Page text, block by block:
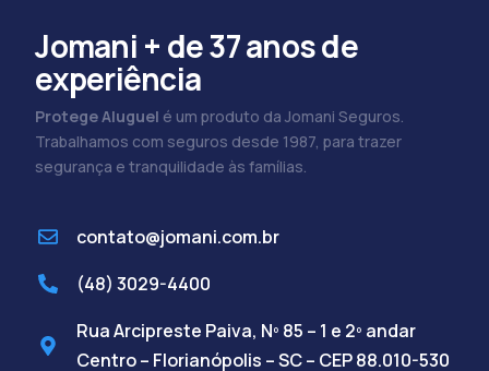
Jomani + de 37 anos de
experiência
Protege Aluguel é um produto da Jomani Seguros.
Trabalhamos com seguros desde 1987, para trazer
segurança e tranquilidade às famílias.
contato@jomani.com.br
(48) 3029-4400
Rua Arcipreste Paiva, Nº 85 – 1 e 2º andar
Centro – Florianópolis – SC – CEP 88.010-530